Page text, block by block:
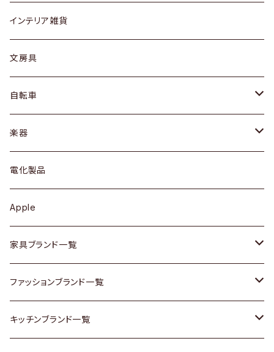
ローテーブル / サイドテーブル
デスク / コンソール
ドレッサー
シェルフ
キュリオケース / 飾り棚
カップボード / 食器棚
チェスト
その他家具
Vintageヴィンテージ / Antiqueアンティーク
フロアライト
リング
ピアス / イヤリング
財布
バッグ
アウター
トップス
ワンピース
ボトムス
靴
スカーフ
腕時計
グラス / タンブラー
カップ / マグ
プレート / ボウル
カトラリー
ケトル / ティーポット
鍋 / フライパン
Vintage / ヴィンテージ
銀製品
和物 / 作家物
インテリア雑貨
文房具
自転車
dahon
楽器
ギター
ベース
その他楽器
電化製品
Apple
家具ブランド一覧
ACME Furniture / アクメ ファニチャー
ACTUS / アクタス
ファッションブランド一覧
agnes b / アニエス ベー
キッチンブランド一覧